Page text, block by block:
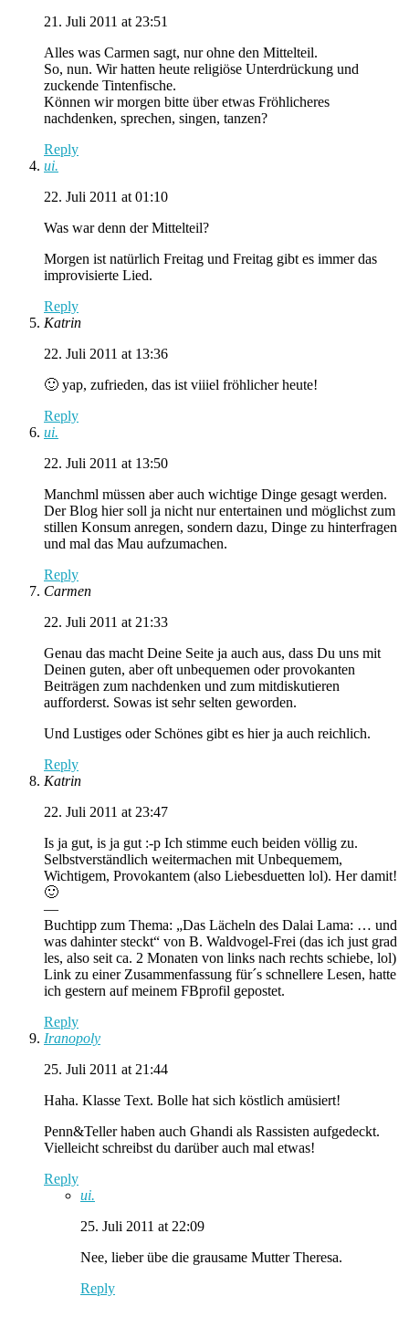
21. Juli 2011 at 23:51
Alles was Carmen sagt, nur ohne den Mittelteil.
So, nun. Wir hatten heute religiöse Unterdrückung und
zuckende Tintenfische.
Können wir morgen bitte über etwas Fröhlicheres
nachdenken, sprechen, singen, tanzen?
Reply
ui.
22. Juli 2011 at 01:10
Was war denn der Mittelteil?
Morgen ist natürlich Freitag und Freitag gibt es immer das
improvisierte Lied.
Reply
Katrin
22. Juli 2011 at 13:36
🙂 yap, zufrieden, das ist viiiel fröhlicher heute!
Reply
ui.
22. Juli 2011 at 13:50
Manchml müssen aber auch wichtige Dinge gesagt werden.
Der Blog hier soll ja nicht nur entertainen und möglichst zum
stillen Konsum anregen, sondern dazu, Dinge zu hinterfragen
und mal das Mau aufzumachen.
Reply
Carmen
22. Juli 2011 at 21:33
Genau das macht Deine Seite ja auch aus, dass Du uns mit
Deinen guten, aber oft unbequemen oder provokanten
Beiträgen zum nachdenken und zum mitdiskutieren
aufforderst. Sowas ist sehr selten geworden.
Und Lustiges oder Schönes gibt es hier ja auch reichlich.
Reply
Katrin
22. Juli 2011 at 23:47
Is ja gut, is ja gut :-p Ich stimme euch beiden völlig zu.
Selbstverständlich weitermachen mit Unbequemem,
Wichtigem, Provokantem (also Liebesduetten lol). Her damit!
🙂
—
Buchtipp zum Thema: „Das Lächeln des Dalai Lama: … und
was dahinter steckt“ von B. Waldvogel-Frei (das ich just grad
les, also seit ca. 2 Monaten von links nach rechts schiebe, lol)
Link zu einer Zusammenfassung für´s schnellere Lesen, hatte
ich gestern auf meinem FBprofil gepostet.
Reply
Iranopoly
25. Juli 2011 at 21:44
Haha. Klasse Text. Bolle hat sich köstlich amüsiert!
Penn&Teller haben auch Ghandi als Rassisten aufgedeckt.
Vielleicht schreibst du darüber auch mal etwas!
Reply
ui.
25. Juli 2011 at 22:09
Nee, lieber übe die grausame Mutter Theresa.
Reply